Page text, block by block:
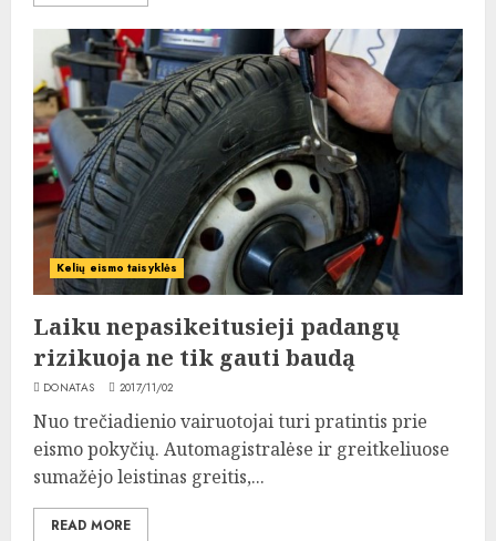
Kelių eismo taisyklės
Laiku nepasikeitusieji padangų
rizikuoja ne tik gauti baudą
DONATAS 2017/11/02
Nuo trečiadienio vairuotojai turi pratintis prie
eismo pokyčių. Automagistralėse ir greitkeliuose
sumažėjo leistinas greitis,...
READ MORE